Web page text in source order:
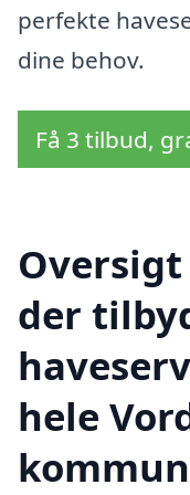
perfekte
dine behov.
Få 3 tilbud,
der
hele